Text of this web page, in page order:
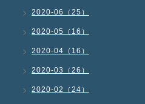
2020-06（25）
2020-05（16）
2020-04（16）
2020-03（26）
2020-02（24）